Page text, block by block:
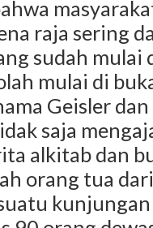
raja sering
sudah mulai
mulai di
Geisler
saja
alkitab dan
orang tua